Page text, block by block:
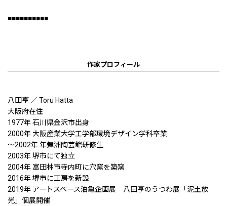
■■■■■■■■■■
作家プロフィール
八田亨 ／ Toru Hatta
大阪府在住
1977年 石川県金沢市出身
2000年 大阪産業大学工学部環境デザイン学科卒業
〜2002年 年舞洲陶芸館研修生
2003年 堺市にて独立
2004年 富田林市寺内町に穴窯を築窯
2016年 堺市に工房を新設
2019年 アートスペース油亀企画展 八田亨のうつわ展「泥土放
光」個展開催